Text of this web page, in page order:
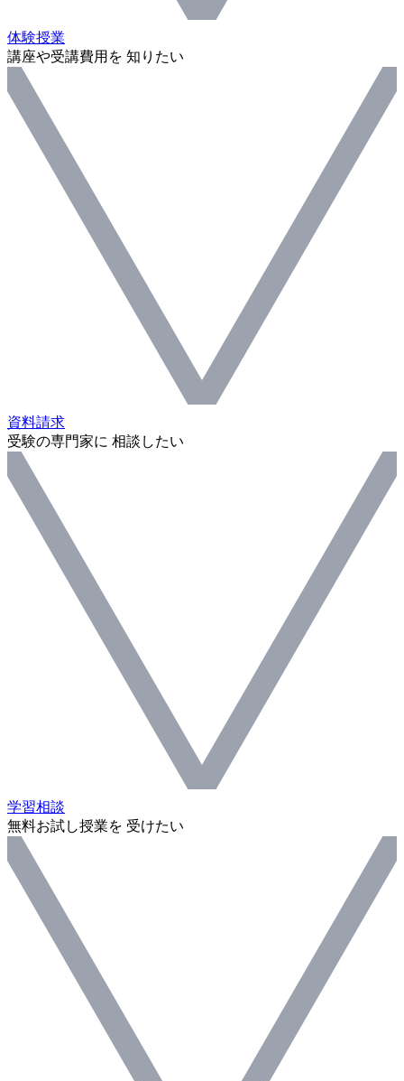
体験授業
講座や受講費用を 知りたい
資料請求
受験の専門家に 相談したい
学習相談
無料お試し授業を 受けたい